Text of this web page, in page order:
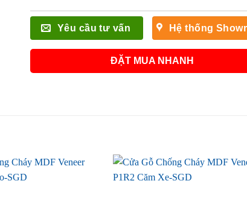
Yêu cầu tư vấn Hệ thống
ĐẶT MUA NHANH